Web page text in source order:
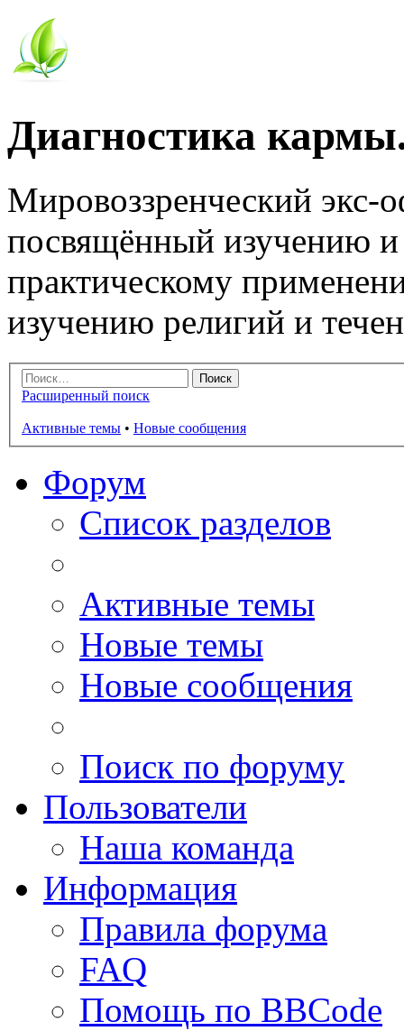
Диагностика
Мировоззренческий
посвящённый изучению
практическому
изучению религий и
Расширенный поиск
Активные темы • Новые сообщения
Форум
Список разделов
Активные темы
Новые темы
Новые сообщения
Поиск по форуму
Пользователи
Наша команда
Информация
Правила форума
FAQ
Помощь по BBCode